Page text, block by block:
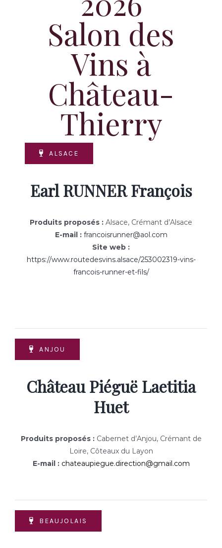
Salon des
Vins à
Château-
Thierry
ALSACE
Earl RUNNER François
Produits proposés : Alsace, Crémant d’Alsace
E-mail : francoisrunner@aol.com
Site web :
https://www.routedesvins.alsace/253002319-vins-
francois-runner-et-fils/
ANJOU
Château Piéguë Laetitia
Huet
Produits proposés :Cabernet d’Anjou, Crémant de
Loire, Côteaux du Layon
E-mail : chateaupiegue.direction@gmail.com
BEAUJOLAIS